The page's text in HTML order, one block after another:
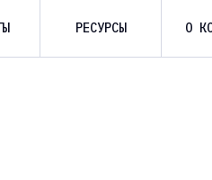
РЕСУРСЫ О